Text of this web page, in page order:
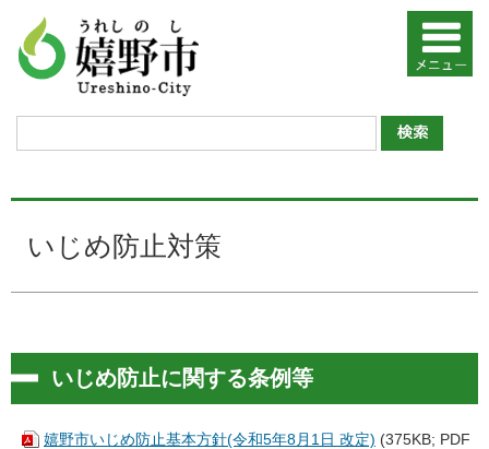
いじめ防止対策
いじめ防止に関する条例等
嬉野市いじめ防止基本方針(令和5年8月1日 改定) (375KB; PDF